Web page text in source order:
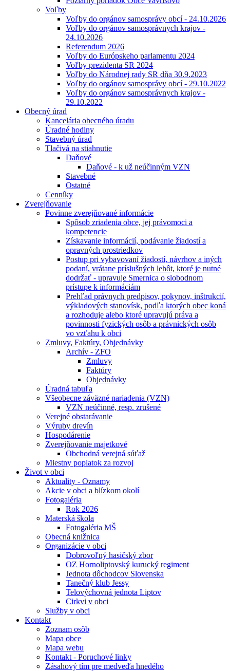
Voľby
Voľby do orgánov samosprávy obcí - 24.10.2026
Voľby do orgánov samosprávnych krajov -
24.10.2026
Referendum 2026
Voľby do Európskeho parlamentu 2024
Voľby prezidenta SR 2024
Voľby do Národnej rady SR dňa 30.9.2023
Voľby do orgánov samosprávy obcí - 29.10.2022
Voľby do orgánov samosprávnych krajov -
29.10.2022
Obecný úrad
Kancelária obecného úradu
Úradné hodiny
Stavebný úrad
Tlačivá na stiahnutie
Daňové
Daňové - k už neúčinným VZN
Stavebné
Ostatné
Cenníky
Zverejňovanie
Povinne zverejňované informácie
Spôsob zriadenia obce, jej právomoci a
kompetencie
Získavanie informácií, podávanie žiadostí a
opravných prostriedkov
Postup pri vybavovaní žiadostí, návrhov a iných
podaní, vrátane príslušných lehôt, ktoré je nutné
dodržať - upravuje Smernica o slobodnom
prístupe k informáciám
Prehľad právnych predpisov, pokynov, inštrukcií,
výkladových stanovísk, podľa ktorých obec koná
a rozhoduje alebo ktoré upravujú práva a
povinnosti fyzických osôb a právnických osôb
vo vzťahu k obci
Zmluvy, Faktúry, Objednávky
Archív - ZFO
Zmluvy
Faktúry
Objednávky
Úradná tabuľa
Všeobecne záväzné nariadenia (VZN)
VZN neúčinné, resp. zrušené
Verejné obstarávanie
Výruby drevín
Hospodárenie
Zverejňovanie majetkové
Obchodná verejná súťaž
Miestny poplatok za rozvoj
Život v obci
Aktuality - Oznamy
Akcie v obci a blízkom okolí
Fotogaléria
Rok 2026
Materská škola
Fotogaléria MŠ
Obecná knižnica
Organizácie v obci
Dobrovoľný hasičský zbor
OZ Hornoliptovský kurucký regiment
Jednota dôchodcov Slovenska
Tanečný klub Jessy
Telovýchovná jednota Liptov
Cirkvi v obci
Služby v obci
Kontakt
Zoznam osôb
Mapa obce
Mapa webu
Kontakt - Poruchové linky
Zásahový tím pre medveďa hnedého